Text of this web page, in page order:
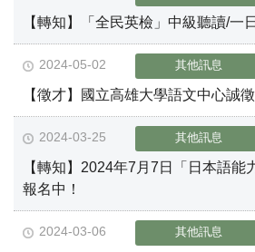
【轉知】「全民英檢」中級聽讀/一
2024-05-02 其他訊息
【徵才】國立高雄大學語文中心誠
2024-03-25 其他訊息
【轉知】2024年7月7日「日本語能
報名中！
2024-03-06 其他訊息